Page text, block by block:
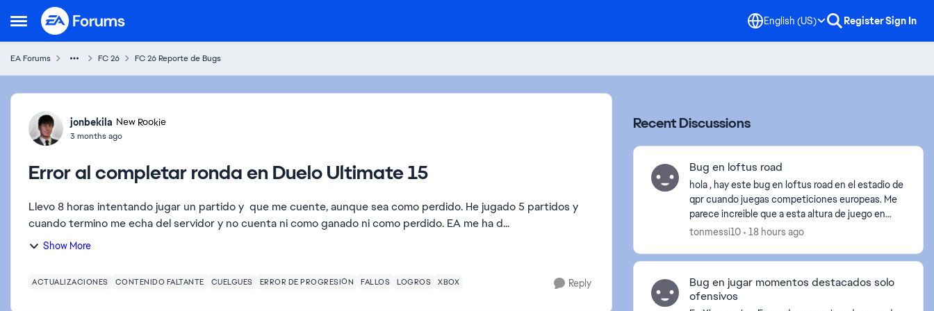
Open Side Menu
Skip to content English (US) RegisterSign In
EA Forums FC 26 FC 26 Reporte de Bugs
Forum Discussion
jonbekila New Rookie
3 months ago
Error al completar ronda en Duelo Ultimate 15
Llevo 8 horas intentando jugar un partido y que me cuente, aunque sea como perdido. He jugado 5 partidos y
cuando termino me echa del servidor y no cuenta ni como ganado ni como perdido. EA me ha d...
Show More
ACTUALIZACIONES CONTENIDO FALTANTE CUELGUES ERROR DE PROGRESIÓN FALLOS LOGROS XBOX Reply
Recent Discussions
Bug en loftus road
hola , hay este bug en loftus road en el estadio de
qpr cuando juegas competiciones europeas. Me
parece increible que a esta altura de juego en
junio, te gastas 80 euros y suceden este tipo de
tonmessi10 18 hours ago
Bug en jugar momentos destacados solo
ofensivos